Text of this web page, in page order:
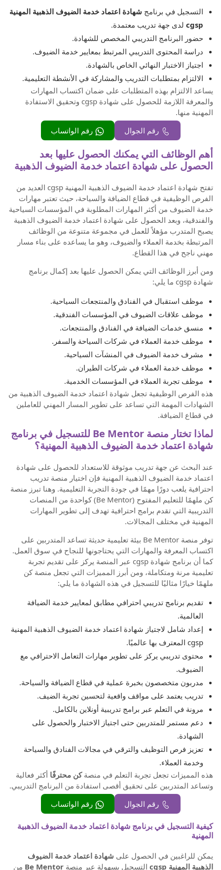
التسجيل في برنامج شهادة اعتماد خدمة الضيوف الذهبية المهنية
cgsp لدى جهة تدريب معتمدة.
حضور البرنامج التدريبي المخصص للشهادة.
دراسة المحتوى التدريبي المرتبط بمعايير خدمة الضيوف.
اجتياز الاختبار النهائي الخاص بالشهادة.
الالتزام بمتطلبات التدريب والمشاركة في الأنشطة التعليمية.
يساعد الالتزام بهذه المتطلبات على ضمان اكتساب المهارات
والمعرفة اللازمة للحصول على شهادة cgsp وتحقيق الاستفادة
المهنية منها.
رقم الجوال
رقم الواتساب
أهم الوظائف التي يمكنك الحصول عليها بعد
الحصول على شهادة اعتماد خدمة الضيوف الذهبية
تفتح شهادة اعتماد خدمة الضيوف الذهبية المهنية cgsp العديد من
الفرص الوظيفية في قطاع الضيافة والسياحة، حيث تعتبر مهارات
خدمة الضيوف من أكثر المهارات المطلوبة في المؤسسات السياحية
والفندقية، وبعد الحصول على شهادة اعتماد خدمة الضيوف الذهبية
يصبح المتدرب مؤهلاً للعمل في مجموعة متنوعة من الوظائف
المرتبطة بخدمة العملاء والضيوف، وهو ما يساعده على بناء مسار
مهني ناجح في هذا القطاع.
ومن أبرز الوظائف التي يمكن الحصول عليها بعد إكمال برنامج
شهادة cgsp ما يلي:
موظف استقبال في الفنادق والمنتجعات السياحية.
موظف علاقات الضيوف في المؤسسات الفندقية.
منسق خدمات الضيافة في الفنادق والمنتجعات.
موظف خدمة العملاء في شركات السياحة والسفر.
مشرف خدمة الضيوف في المنشآت السياحية.
موظف خدمة العملاء في شركات الطيران.
موظف تجربة العملاء في المؤسسات الخدمية.
هذه الفرص الوظيفية تجعل شهادة اعتماد خدمة الضيوف الذهبية من
الشهادات المهمة التي تساعد على تطوير المسار المهني للعاملين
في قطاع الضيافة.
لماذا تختار منصة Be Mentor للتسجيل في برنامج
شهادة اعتماد خدمة الضيوف الذهبية المهنية؟
عند البحث عن جهة تدريب موثوقة للاستعداد للحصول على شهادة
اعتماد خدمة الضيوف الذهبية المهنية فإن اختيار منصة تدريب
احترافية يلعب دورًا مهمًا في جودة التجربة التعليمية. وهنا تبرز منصة
كن ملهمًا للتعليم المفتوح (Be Mentor) كواحدة من المنصات
التدريبية التي تقدم برامج احترافية تهدف إلى تطوير المهارات
المهنية في مختلف المجالات.
توفر منصة Be Mentor بيئة تعليمية حديثة تساعد المتدربين على
اكتساب المعرفة والمهارات التي يحتاجونها للنجاح في سوق العمل.
كما أن برنامج شهادة cgsp عبر المنصة يركز على تقديم تجربة
تعليمية مرنة ومتكاملة، ومن أبرز المميزات التي تجعل منصة كن
ملهمًا خيارًا مثاليًا للتسجيل في هذه الشهادة ما يلي:
تقديم برنامج تدريبي احترافي مطابق لمعايير خدمة الضيافة
العالمية.
إعداد شامل لاجتياز شهادة اعتماد خدمة الضيوف الذهبية المهنية
cgsp المعترف بها عالميًا.
محتوى تدريبي يركز على تطوير مهارات التعامل الاحترافي مع
الضيوف.
مدربون متخصصون بخبرة عملية في قطاع الضيافة والسياحة.
تدريب يعتمد على مواقف واقعية لتحسين تجربة الضيف.
مرونة في التعلم عبر برامج تدريبية أونلاين بالكامل.
دعم مستمر للمتدربين حتى اجتياز الاختبار والحصول على
الشهادة.
تعزيز فرص التوظيف والترقي في مجالات الفنادق والسياحة
وخدمة العملاء.
هذه المميزات تجعل تجربة التعلم في منصةكن محترفًا أكثر فعالية
وتساعد المتدربين على تحقيق أقصى استفادة من البرنامج التدريبي.
رقم الجوال
رقم الواتساب
كيفية التسجيل في برنامج شهادة اعتماد خدمة الضيوف الذهبية
المهنية
يمكن للراغبين في الحصول على شهادة اعتماد خدمة الضيوف
الذهبية المهنية cgsp
التسجيل بسهولة عبر منصة Be Mentor من